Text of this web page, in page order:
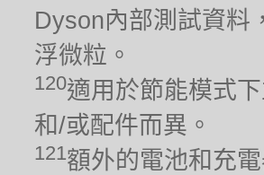
Dyson內部測試資料
浮微粒。
120適用於節能模式
和/或配件而異。
121額外的電池和充